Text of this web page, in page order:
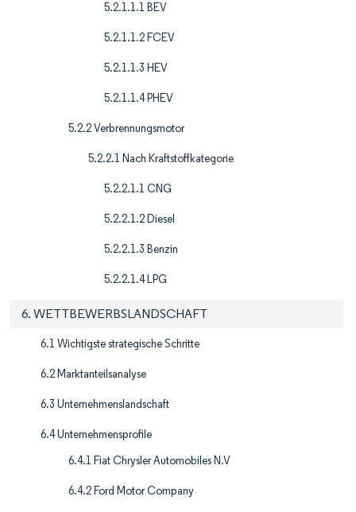
5.2.1.1.1 BEV
5.2.1.1.2 FCEV
5.2.1.1.3 HEV
5.2.1.1.4 PHEV
5.2.2 Verbrennungsmotor
5.2.2.1 Nach Kraftstoffkategorie
5.2.2.1.1 CNG
5.2.2.1.2 Diesel
5.2.2.1.3 Benzin
5.2.2.1.4 LPG
6. WETTBEWERBSLANDSCHAFT
6.1 Wichtigste strategische Schritte
6.2 Marktanteilsanalyse
6.3 Unternehmenslandschaft
6.4 Unternehmensprofile
6.4.1 Fiat Chrysler Automobiles N.V
6.4.2 Ford Motor Company